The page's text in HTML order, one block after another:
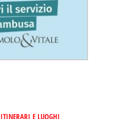
ITINERARI E LUOGHI